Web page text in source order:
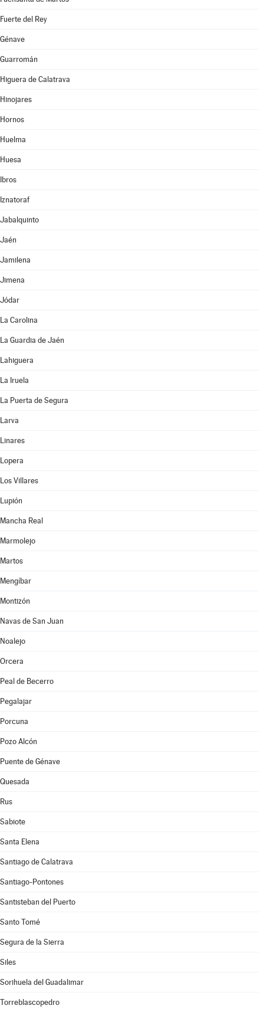
Fuerte del Rey
Génave
Guarromán
Higuera de Calatrava
Hinojares
Hornos
Huelma
Huesa
Ibros
Iznatoraf
Jabalquinto
Jaén
Jamilena
Jimena
Jódar
La Carolina
La Guardia de Jaén
Lahiguera
La Iruela
La Puerta de Segura
Larva
Linares
Lopera
Los Villares
Lupión
Mancha Real
Marmolejo
Martos
Mengíbar
Montizón
Navas de San Juan
Noalejo
Orcera
Peal de Becerro
Pegalajar
Porcuna
Pozo Alcón
Puente de Génave
Quesada
Rus
Sabiote
Santa Elena
Santiago de Calatrava
Santiago-Pontones
Santisteban del Puerto
Santo Tomé
Segura de la Sierra
Siles
Sorihuela del Guadalimar
Torreblascopedro